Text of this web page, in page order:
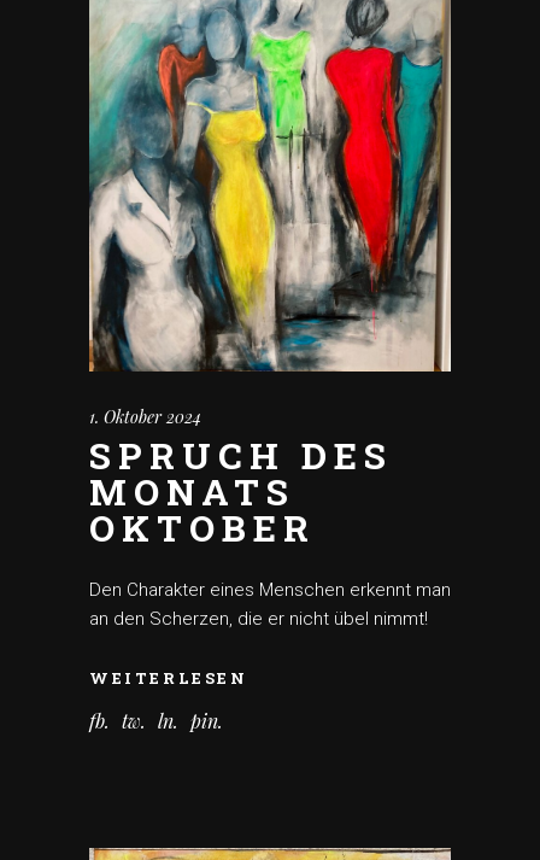
1. Oktober 2024
SPRUCH DES
MONATS
OKTOBER
Den Charakter eines Menschen erkennt man
an den Scherzen, die er nicht übel nimmt!
WEITERLESEN
fb tw ln pin